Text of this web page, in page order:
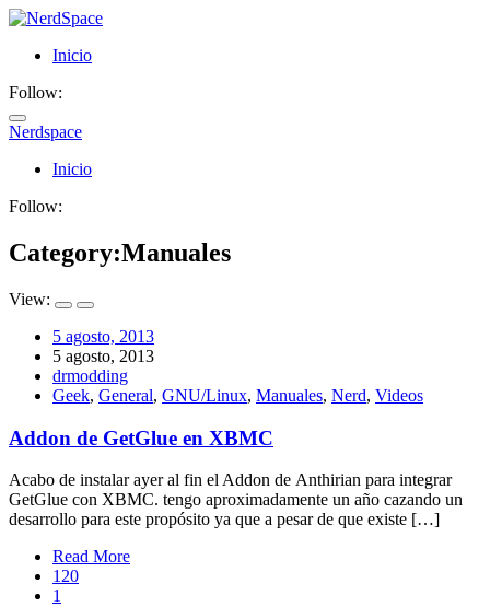
Inicio
Follow:
Nerdspace
NerdSpace
Inicio
Follow:
Category:Manuales
View:
5 agosto, 2013
5 agosto, 2013
drmodding
Geek, General, GNU/Linux, Manuales, Nerd, Videos
Addon de GetGlue en XBMC
Acabo de instalar ayer al fin el Addon de Anthirian para integrar
GetGlue con XBMC. tengo aproximadamente un año cazando un
desarrollo para este propósito ya que a pesar de que existe […]
Read More
120
1